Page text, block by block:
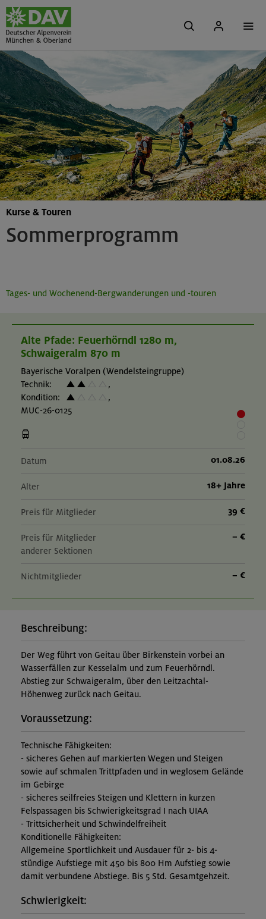
Sommerprogramm
Kurse & Touren
Tages- und Wochenend-Bergwanderungen und -touren
Alte Pfade: Feuerhörndl 1280 m,
Schwaigeralm 870 m
Bayerische Voralpen (Wendelsteingruppe)
Technik:
,
Kondition:
,
MUC-26-0125
Datum 01.08.26
Alter 18+ Jahre
Preis für Mitglieder 39 €
Preis für Mitglieder
anderer Sektionen
– €
Nichtmitglieder – €
Beschreibung:
Der Weg führt von Geitau über Birkenstein vorbei an
Wasserfällen zur Kesselalm und zum Feuerhörndl.
Abstieg zur Schwaigeralm, über den Leitzachtal-
Höhenweg zurück nach Geitau.
Voraussetzung:
Technische Fähigkeiten:
- sicheres Gehen auf markierten Wegen und Steigen
sowie auf schmalen Trittpfaden und in weglosem Gelände
im Gebirge
- sicheres seilfreies Steigen und Klettern in kurzen
Felspassagen bis Schwierigkeitsgrad I nach UIAA
- Trittsicherheit und Schwindelfreiheit
Konditionelle Fähigkeiten:
Allgemeine Sportlichkeit und Ausdauer für 2- bis 4-
stündige Aufstiege mit 450 bis 800 Hm Aufstieg sowie
damit verbundene Abstiege. Bis 5 Std. Gesamtgehzeit.
Schwierigkeit: